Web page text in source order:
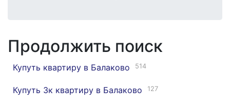
Продолжить поиск
Купуть квартиру в Балаково 514
Купуть 3к квартиру в Балаково 127